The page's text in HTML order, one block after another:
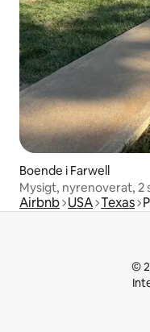
Boende i Farwell
Mysigt, nyrenoverat, 2
Airbnb USA Texas
©